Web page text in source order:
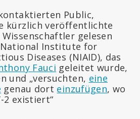
Public,
kürzlich veröffentlichte
gelesen
Institute for
Diseases (NIAID), das
Fauci geleitet wurde,
und „versuchten, eine
genau dort einzufügen, wo
2 existiert“